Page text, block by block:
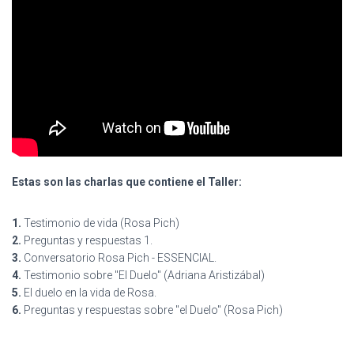
Estas son las charlas que contiene el Taller:
1. Testimonio de vida (Rosa Pich)
2. Preguntas y respuestas 1.
3. Conversatorio Rosa Pich - ESSENCIAL.
4. Testimonio sobre "El Duelo" (Adriana Aristizábal)
5. El duelo en la vida de Rosa.
6. Preguntas y respuestas sobre "el Duelo" (Rosa Pich)